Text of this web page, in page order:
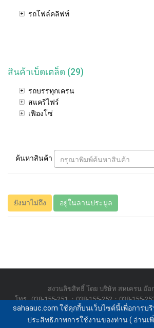
รถโฟล์คลิฟท์
สินค้าเบ็ดเตล็ด (29)
รถบรรทุกเครน
สแคริไฟร์
เฟืองโซ่
ค้นหาสินค้า กรุณาพิมพ์ค้นหาสินค้า
ยังมาไม่ถึง อยู่ในลานประมูล
สงวนลิขสิทธิ์ โดย บริษัท สหเครน อ๊
โทร : 038-155-251 ；038-155-252；038-155-
www.sahaauc.com E-mail :
sahaauc.com ใช้คุกกี้บนเว็บไซต์นี้เพื่อการบ
ประสิทธิภาพการใช้งานของท่าน ( อ่านเ